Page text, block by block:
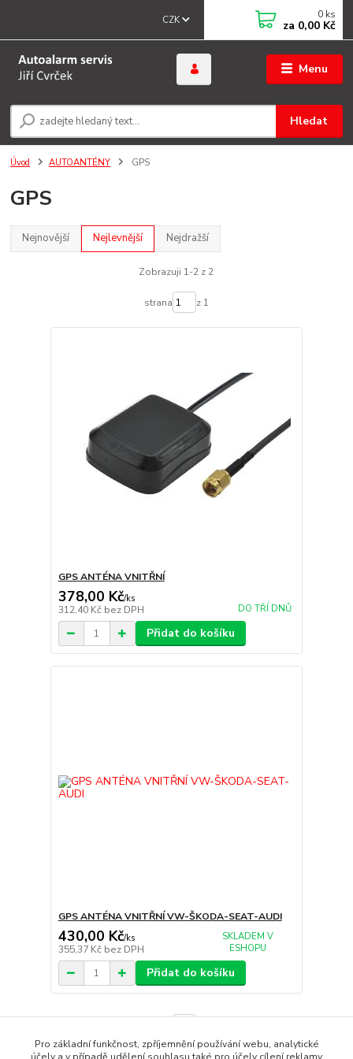
Menu
CZK
Hledat
0 ks
za 0,00 Kč
Úvod AUTOANTÉNY GPS
GPS
Nejnovější Nejlevnější Nejdražší
Zobrazuji 1-2 z 2
strana z 1
GPS ANTÉNA VNITŘNÍ
378,00 Kč/ks
312,40 Kč bez DPH DO TŘÍ DNŮ
Přidat do košíku
GPS ANTÉNA VNITŘNÍ VW-ŠKODA-SEAT-AUDI
430,00 Kč/ks
355,37 Kč bez DPH
SKLADEM V
ESHOPU
Přidat do košíku
Pro základní funkčnost, zpříjemnění používání webu, analytické